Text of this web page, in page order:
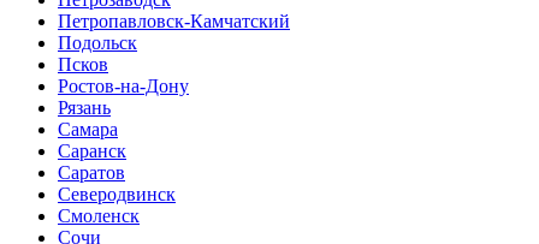
Петропавловск-Камчатский
Подольск
Псков
Ростов-на-Дону
Рязань
Самара
Саранск
Саратов
Северодвинск
Смоленск
Сочи